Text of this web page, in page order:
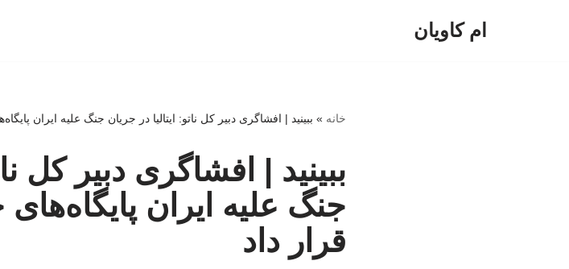
ام کاویان
خانه » ببینید | افشاگری دبیر کل ناتو: ایتالیا در جریان جنگ علیه ایران
ببینید | افشاگری دبیر کل
جنگ علیه ایران پایگاه‌های
قرار داد